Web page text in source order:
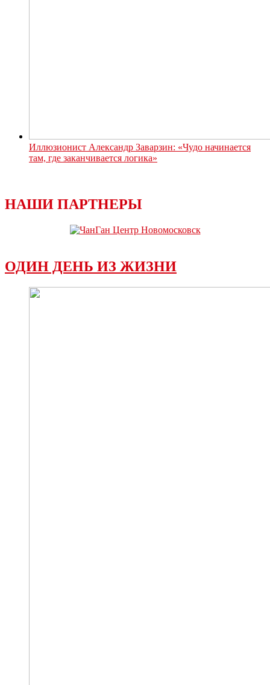
Иллюзионист Александр Заварзин: «Чудо начинается
там, где заканчивается логика»
НАШИ ПАРТНЕРЫ
ОДИН ДЕНЬ ИЗ ЖИЗНИ